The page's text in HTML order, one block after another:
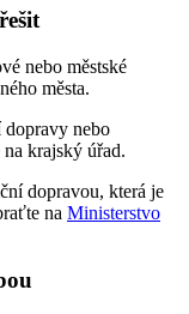
nebo městské
města.
dopravy nebo
krajský úřad.
dopravou, která je
na Ministerstvo